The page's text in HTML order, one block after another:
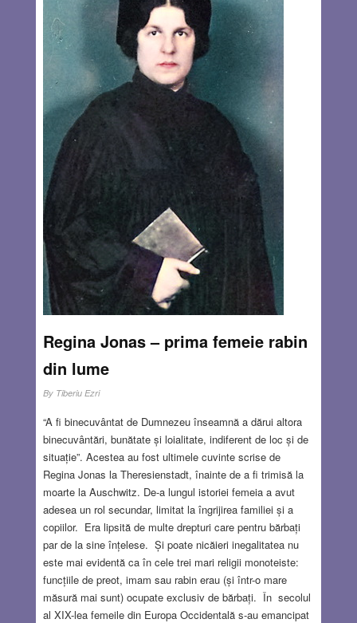
Regina Jonas – prima femeie rabin
din lume
By Tiberiu Ezri
“A fi binecuvântat de Dumnezeu înseamnă a dărui altora
binecuvântări, bunătate și loialitate, indiferent de loc și de
situație”. Acestea au fost ultimele cuvinte scrise de
Regina Jonas la Theresienstadt, înainte de a fi trimisă la
moarte la Auschwitz. De-a lungul istoriei femeia a avut
adesea un rol secundar, limitat la îngrijirea familiei și a
copiilor. Era lipsită de multe drepturi care pentru bărbați
par de la sine înțelese. Și poate nicăieri inegalitatea nu
este mai evidentă ca în cele trei mari religii monoteiste:
funcțiile de preot, imam sau rabin erau (și într-o mare
măsură mai sunt) ocupate exclusiv de bărbați. În secolul
al XIX-lea femeile din Europa Occidentală s-au emancipat